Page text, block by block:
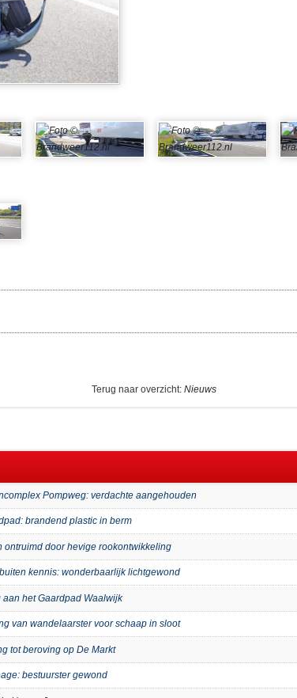
Terug naar overzicht: Nieuws
Pompweg: verdachte aangehouden
brandend plastic in berm
ontruimd door hevige rookontwikkeling
kennis: wonderbaarlijk lichtgewond
het Gaardpad Waalwijk
van wandelaarster voor schaap in sloot
tot beroving op De Markt
bestuurster gewond